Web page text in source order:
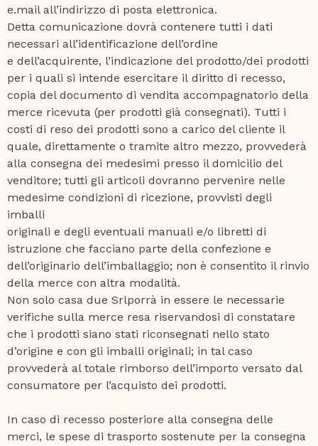
e.mail all’indirizzo di posta elettronica.
Detta comunicazione dovrà contenere tutti i dati
necessari all’identificazione dell’ordine
e dell’acquirente, l’indicazione del prodotto/dei prodotti
per i quali si intende esercitare il diritto di recesso,
copia del documento di vendita accompagnatorio della
merce ricevuta (per prodotti già consegnati). Tutti i
costi di reso dei prodotti sono a carico del cliente il
quale, direttamente o tramite altro mezzo, provvederà
alla consegna dei medesimi presso il domicilio del
venditore; tutti gli articoli dovranno pervenire nelle
medesime condizioni di ricezione, provvisti degli
imballi
originali e degli eventuali manuali e/o libretti di
istruzione che facciano parte della confezione e
dell’originario dell’imballaggio; non è consentito il rinvio
della merce con altra modalità.
Non solo casa due Srlporrà in essere le necessarie
verifiche sulla merce resa riservandosi di constatare
che i prodotti siano stati riconsegnati nello stato
d’origine e con gli imballi originali; in tal caso
provvederà al totale rimborso dell’importo versato dal
consumatore per l’acquisto dei prodotti.
In caso di recesso posteriore alla consegna delle
merci, le spese di trasporto sostenute per la consegna